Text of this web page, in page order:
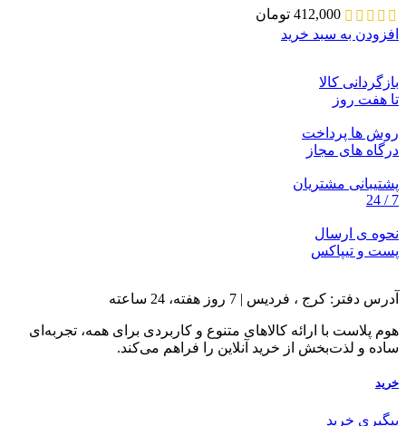
412,000 تومان
افزودن به سبد خرید
بازگردانی کالا
تا هفت روز
روش ها پرداخت
درگاه های مجاز
پشتیبانی مشتریان
7 / 24
نحوه ی ارسال
پست و تیپاکس
آدرس دفتر: کرج ، فردیس | 7 روز هفته، 24 ساعته
هوم پلاست با ارائه کالاهای متنوع و کاربردی برای همه، تجربه‌ای
ساده و لذت‌بخش از خرید آنلاین را فراهم می‌کند.
خرید
پیگیری خرید